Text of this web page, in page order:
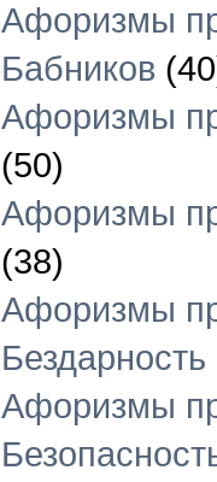
Афоризмы
Бабников
Афоризмы
(50)
Афоризмы
(38)
Афоризмы
Бездарность
Афоризмы